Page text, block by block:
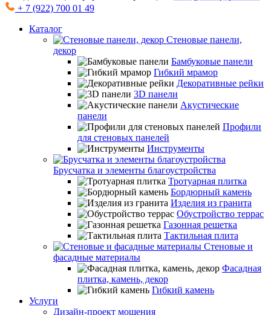
+ 7 (922) 700 01 49
Каталог
Стеновые панели,
декор
Бамбуковые панели
Гибкий мрамор
Декоративные рейки
3D панели
Акустические
панели
Профили
для стеновых панелей
Инструменты
Брусчатка и элементы благоустройства
Тротуарная плитка
Бордюрный камень
Изделия из гранита
Обустройство террас
Газонная решетка
Тактильная плита
Стеновые и
фасадные материалы
Фасадная
плитка, камень, декор
Гибкий камень
Услуги
Дизайн-проект мощения